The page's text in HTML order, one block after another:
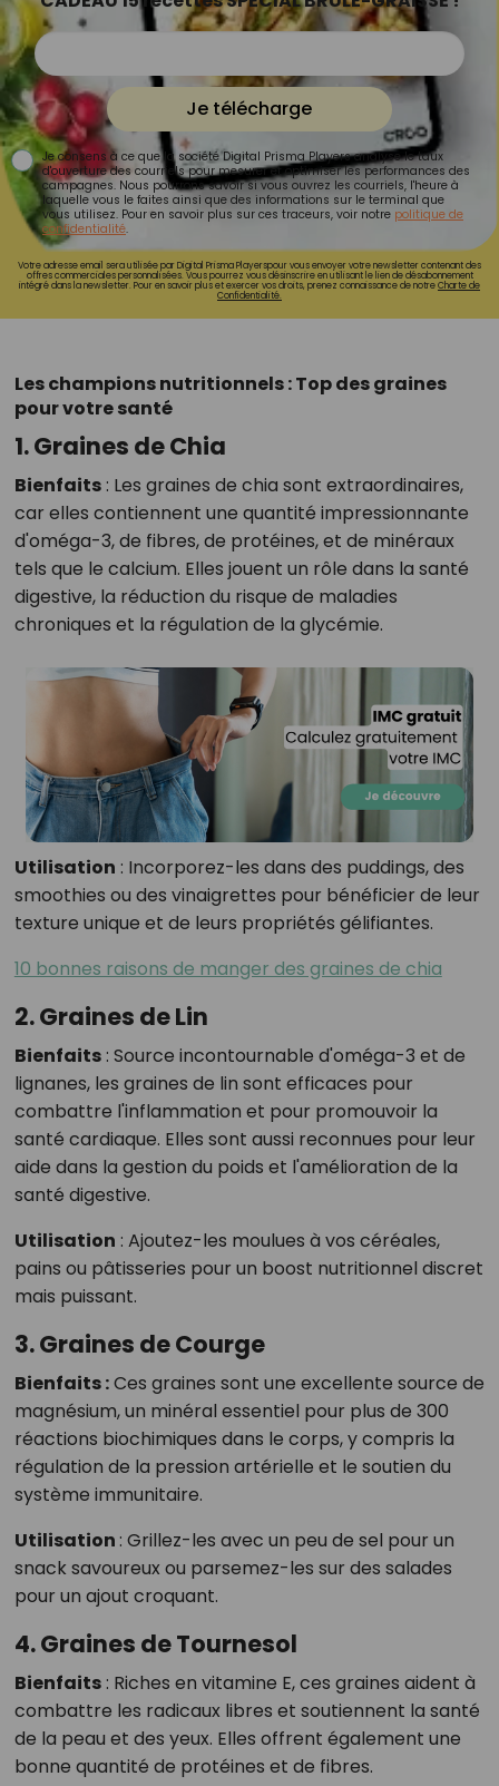
Je télécharge
Je consens à ce que la société Digital Prisma Players analyse le taux
d'ouverture des courriels pour mesurer et optimiser les performances des
campagnes. Nous pourrons savoir si vous ouvrez les courriels, l'heure à
laquelle vous le faites ainsi que des informations sur le terminal que
vous utilisez. Pour en savoir plus sur ces traceurs, voir notre politique de
confidentialité.
Votre adresse email sera utilisée par Digital Prisma Playerspour vous envoyer votre newsletter contenant des
offres commerciales personnalisées. Vous pourrez vous désinscrire en utilisant le lien de désabonnement
intégré dans la newsletter. Pour en savoir plus et exercer vos droits, prenez connaissance de notreCharte de
Confidentialité.
Les champions nutritionnels : Top des graines
pour votre santé
1. Graines de Chia
Bienfaits: Les graines de chia sont extraordinaires,
car elles contiennent une quantité impressionnante
d'oméga-3, de fibres, de protéines, et de minéraux
tels que le calcium. Elles jouent un rôle dans la santé
digestive, la réduction du risque de maladies
chroniques et la régulation de la glycémie.
Utilisation : Incorporez-les dans des puddings, des
smoothies ou des vinaigrettes pour bénéficier de leur
texture unique et de leurs propriétés gélifiantes.
10 bonnes raisons de manger des graines de chia
2. Graines de Lin
Bienfaits: Source incontournable d'oméga-3 et de
lignanes, les graines de lin sont efficaces pour
combattre l'inflammation et pour promouvoir la
santé cardiaque. Elles sont aussi reconnues pour leur
aide dans la gestion du poids et l'amélioration de la
santé digestive.
Utilisation : Ajoutez-les moulues à vos céréales,
pains ou pâtisseries pour un boost nutritionnel discret
mais puissant.
3. Graines de Courge
Bienfaits :Ces graines sont une excellente source de
magnésium, un minéral essentiel pour plus de 300
réactions biochimiques dans le corps, y compris la
régulation de la pression artérielle et le soutien du
système immunitaire.
Utilisation : Grillez-les avec un peu de sel pour un
snack savoureux ou parsemez-les sur des salades
pour un ajout croquant.
4. Graines de Tournesol
Bienfaits: Riches en vitamine E, ces graines aident à
combattre les radicaux libres et soutiennent la santé
de la peau et des yeux. Elles offrent également une
bonne quantité de protéines et de fibres.